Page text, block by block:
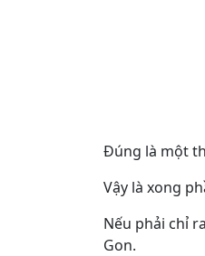
Đúng là một
Vậy là xong
Nếu phải chỉ
Gon.